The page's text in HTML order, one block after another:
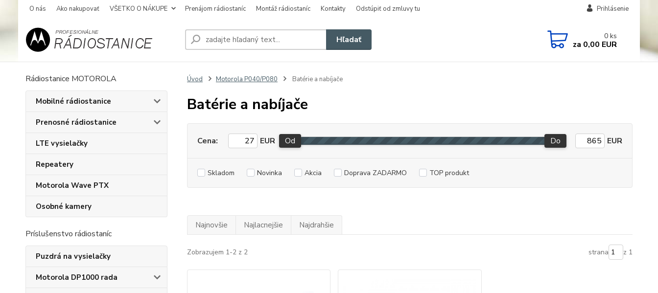
O nás Ako nakupovať VŠETKO O NÁKUPE Prenájom rádiostaníc Montáž rádiostaníc Kontakty Odstúpiť od zmluvy tu Prihlásenie
Hľadať 0 ks
za 0,00 EUR
Rádiostanice MOTOROLA
Mobilné rádiostanice
Prenosné rádiostanice
LTE vysielačky
Repeatery
Motorola Wave PTX
Osobné kamery
Príslušenstvo rádiostaníc
Puzdrá na vysielačky
Motorola DP1000 rada
Úvod Motorola P040/P080 Batérie a nabíjače
Batérie a nabíjače
Cena: EUR Od Do EUR
Skladom Novinka Akcia Doprava ZADARMO TOP produkt
Najnovšie Najlacnejšie Najdrahšie
Zobrazujem 1-2 z 2 strana z 1